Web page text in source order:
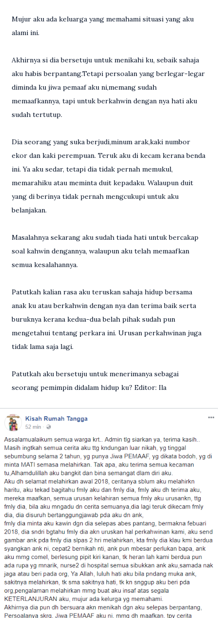
Mujur aku ada keluarga yang memahami situasi yang aku
alami ini.
Akhirnya si dia bersetuju untuk menikahi ku, sebaik sahaja
aku habis berpantang.Tetapi persoalan yang berlegar-legar
diminda ku jiwa pemaaf aku ni,memang sudah
memaafkannya, tapi untuk berkahwin dengan nya hati aku
sudah tertutup.
Dia seorang yang suka berjudi,minum arak,kaki numbor
ekor dan kaki perempuan. Teruk aku di kecam kerana benda
ini. Ya aku sedar, tetapi dia tidak pernah memukul,
memarahiku atau meminta duit kepadaku. Walaupun duit
yang di berinya tidak pernah mengcukupi untuk aku
belanjakan.
Masalahnya sekarang aku sudah tiada hati untuk bercakap
soal kahwin dengannya, walaupun aku telah memaafkan
semua kesalahannya.
Patutkah kalian rasa aku teruskan sahaja hidup bersama
anak ku atau berkahwin dengan nya dan terima baik serta
buruknya kerana kedua-dua belah pihak sudah pun
mengetahui tentang perkara ini. Urusan perkahwinan juga
tidak lama saja lagi.
Patutkah aku bersetuju untuk menerimanya sebagai
seorang pemimpin didalam hidup ku? Editor: Ila